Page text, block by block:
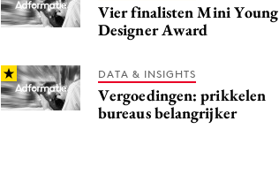
Vier finalisten Mini Young
Designer Award
DATA & INSIGHTS
Vergoedingen: prikkelen
bureaus belangrijker